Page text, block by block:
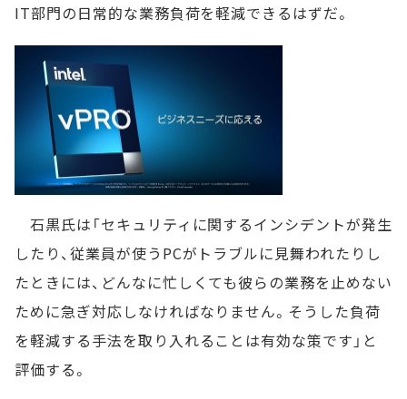
IT部門の日常的な業務負荷を軽減できるはずだ。
石黒氏は「セキュリティに関するインシデントが発生
したり、従業員が使うPCがトラブルに見舞われたりし
たときには、どんなに忙しくても彼らの業務を止めない
ために急ぎ対応しなければなりません。そうした負荷
を軽減する手法を取り入れることは有効な策です」と
評価する。